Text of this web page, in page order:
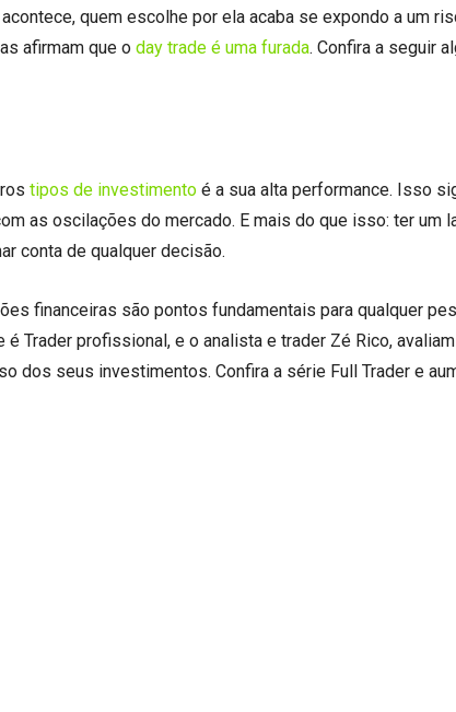
quem escolhe por ela acaba se expondo a um
afirmam que o day trade é uma furada. Confira a seguir
tipos de investimento é a sua alta performance. Isso
as oscilações do mercado. E mais do que isso: ter um
conta de qualquer decisão.
financeiras são pontos fundamentais para qualquer
é Trader profissional, e o analista e trader Zé Rico,
dos seus investimentos. Confira a série Full Trader e